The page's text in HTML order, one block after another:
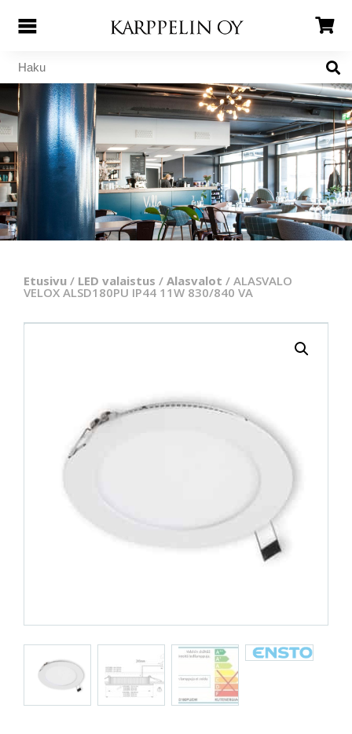
Etusivu / LED valaistus / Alasvalot / ALASVALO
VELOX ALSD180PU IP44 11W 830/840 VA